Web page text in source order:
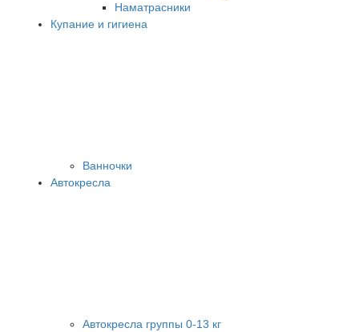
Наматрасники
Купание и гигиена
Ванночки
Автокресла
Автокресла группы 0-13 кг